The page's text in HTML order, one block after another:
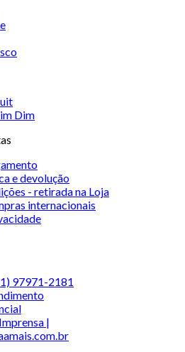
Dim
e devolução
- retirada na Loja
internacionais
97971-2181
|